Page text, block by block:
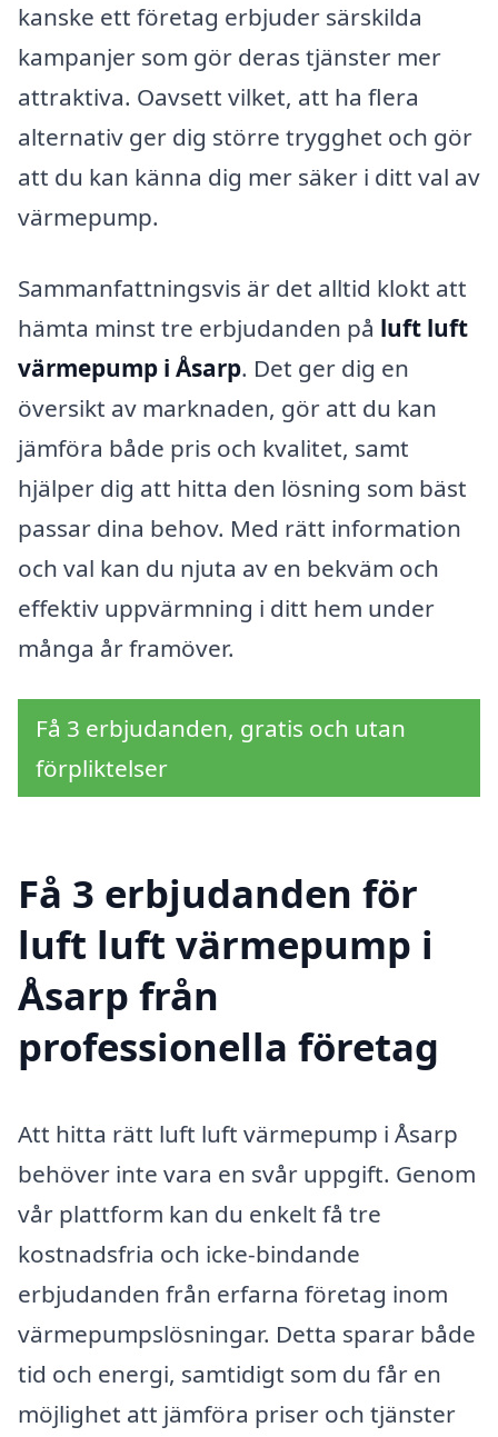
kanske ett företag erbjuder särskilda
kampanjer som gör deras tjänster mer
attraktiva. Oavsett vilket, att ha flera
alternativ ger dig större trygghet och gör
att du kan känna dig mer säker i ditt val av
värmepump.
Sammanfattningsvis är det alltid klokt att
hämta minst tre erbjudanden på luft luft
värmepump i Åsarp. Det ger dig en
översikt av marknaden, gör att du kan
jämföra både pris och kvalitet, samt
hjälper dig att hitta den lösning som bäst
passar dina behov. Med rätt information
och val kan du njuta av en bekväm och
effektiv uppvärmning i ditt hem under
många år framöver.
Få 3 erbjudanden, gratis och utan
förpliktelser
Få 3 erbjudanden för
luft luft värmepump i
Åsarp från
professionella företag
Att hitta rätt luft luft värmepump i Åsarp
behöver inte vara en svår uppgift. Genom
vår plattform kan du enkelt få tre
kostnadsfria och icke-bindande
erbjudanden från erfarna företag inom
värmepumpslösningar. Detta sparar både
tid och energi, samtidigt som du får en
möjlighet att jämföra priser och tjänster